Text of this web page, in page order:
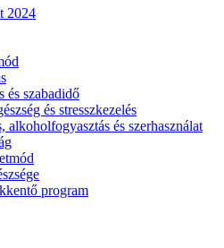
2024
és szabadidő
és stresszkezelés
alkoholfogyasztás és szerhasználat
program